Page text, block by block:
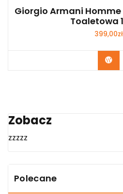
Giorgio Armani Homme
Toaletowa
399,00zł
Zobacz
zzzzz
Polecane